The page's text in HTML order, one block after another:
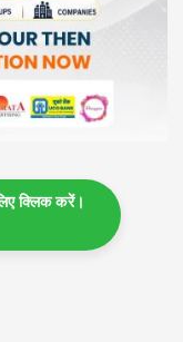
क्लिक करें।